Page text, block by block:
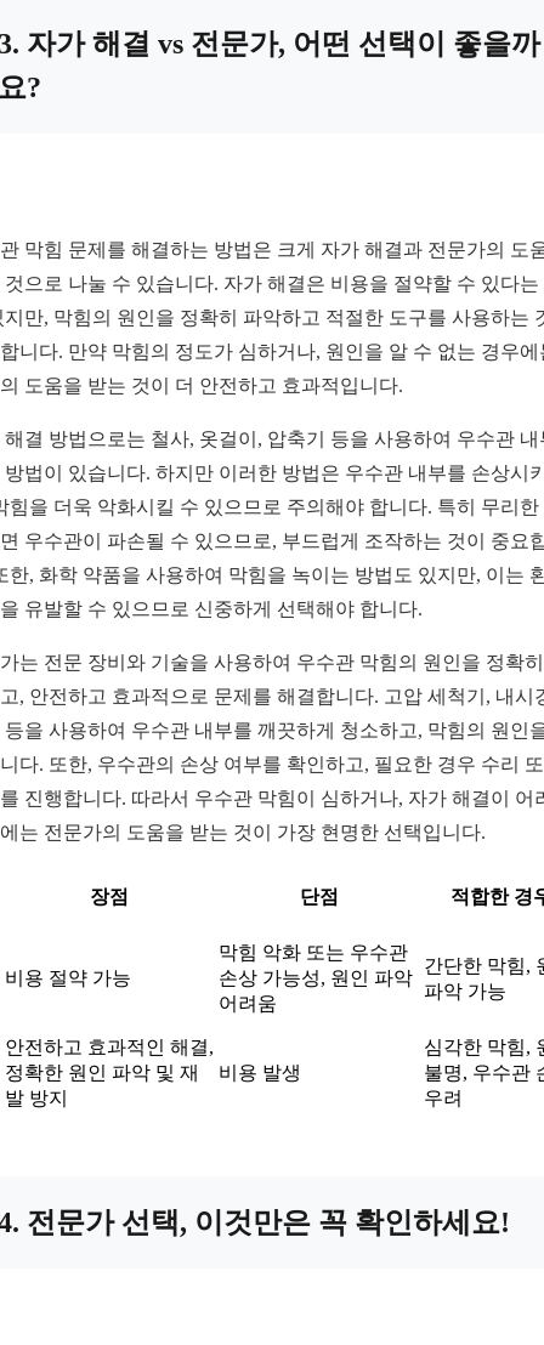
자가 해결 vs 전문가, 어떤 선택이 좋을까
?
막힘 문제를 해결하는 방법은 크게 자가 해결과 전문가의 도
것으로 나눌 수 있습니다. 자가 해결은 비용을 절약할 수 있다는
지만, 막힘의 원인을 정확히 파악하고 적절한 도구를 사용하는
니다. 만약 막힘의 정도가 심하거나, 원인을 알 수 없는 경우에
도움을 받는 것이 더 안전하고 효과적입니다.
해결 방법으로는 철사, 옷걸이, 압축기 등을 사용하여 우수관 내
방법이 있습니다. 하지만 이러한 방법은 우수관 내부를 손상시
힘을 더욱 악화시킬 수 있으므로 주의해야 합니다. 특히 무리한
우수관이 파손될 수 있으므로, 부드럽게 조작하는 것이 중요
한, 화학 약품을 사용하여 막힘을 녹이는 방법도 있지만, 이는
유발할 수 있으므로 신중하게 선택해야 합니다.
는 전문 장비와 기술을 사용하여 우수관 막힘의 원인을 정확
, 안전하고 효과적으로 문제를 해결합니다. 고압 세척기, 내시
등을 사용하여 우수관 내부를 깨끗하게 청소하고, 막힘의 원인
다. 또한, 우수관의 손상 여부를 확인하고, 필요한 경우 수리
진행합니다. 따라서 우수관 막힘이 심하거나, 자가 해결이 어
는 전문가의 도움을 받는 것이 가장 현명한 선택입니다.
장점 단점 적합한 경
비용 절약 가능
막힘 악화 또는 우수관
손상 가능성, 원인 파악
어려움
간단한 막힘,
파악 가능
안전하고 효과적인 해결,
정확한 원인 파악 및 재
발 방지
비용 발생
심각한 막힘,
불명, 우수관
우려
전문가 선택, 이것만은 꼭 확인하세요!